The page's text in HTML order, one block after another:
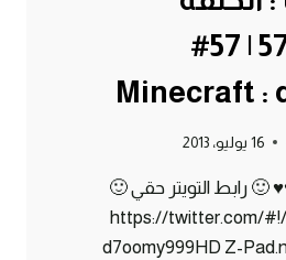
الرمضانية #57 | 57#
Minecraft :
16 يوليو، 2013
رابط التويتر حقي 🙂
https://twitter.com/#!/
d7oomy999HD Z-